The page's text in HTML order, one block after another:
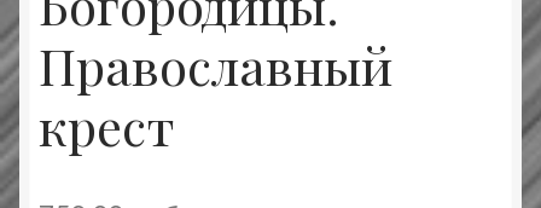
Православный
крест